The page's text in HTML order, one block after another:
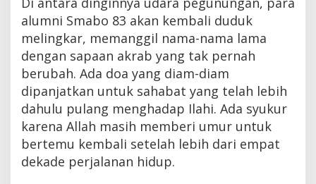
alumni Smabo 83 akan kembali duduk
melingkar, memanggil nama-nama lama
dengan sapaan akrab yang tak pernah
berubah. Ada doa yang diam-diam
dipanjatkan untuk sahabat yang telah lebih
dahulu pulang menghadap Ilahi. Ada syukur
karena Allah masih memberi umur untuk
bertemu kembali setelah lebih dari empat
dekade perjalanan hidup.